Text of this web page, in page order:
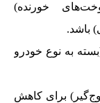
خورنده)
باشد.
بین 5000 تا 30.000 لیتر (بسته به نوع خودرو
برای کاهش